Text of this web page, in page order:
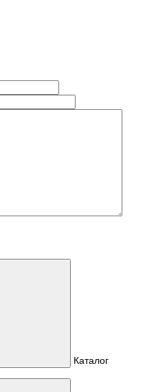
Каталог